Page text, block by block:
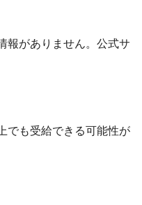
報がありません。公式サ
でも受給できる可能性が